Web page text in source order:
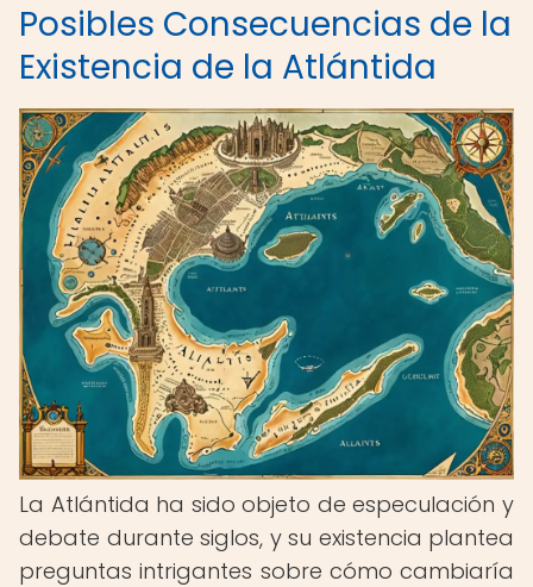
Posibles Consecuencias de la
Existencia de la Atlántida
La Atlántida ha sido objeto de especulación y
debate durante siglos, y su existencia plantea
preguntas intrigantes sobre cómo cambiaría